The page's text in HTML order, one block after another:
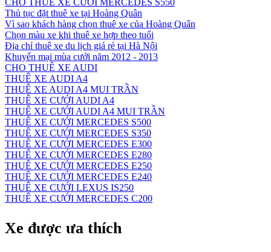
CHO THUÊ XE CƯỚI MERCEDES S550
Thủ tục đặt thuê xe tại Hoàng Quân
Vì sao khách hàng chọn thuê xe của Hoàng Quân
Chọn màu xe khi thuê xe hợp theo tuổi
Địa chỉ thuê xe du lịch giá rẻ tại Hà Nội
Khuyến mại mùa cưới năm 2012 - 2013
CHO THUÊ XE AUDI
THUÊ XE AUDI A4
THUÊ XE AUDI A4 MUI TRẦN
THUÊ XE CƯỚI AUDI A4
THUÊ XE CƯỚI AUDI A4 MUI TRẦN
THUÊ XE CƯỚI MERCEDES S500
THUÊ XE CƯỚI MERCEDES S350
THUÊ XE CƯỚI MERCEDES E300
THUÊ XE CƯỚI MERCEDES E280
THUÊ XE CƯỚI MERCEDES E250
THUÊ XE CƯỚI MERCEDES E240
THUÊ XE CƯỚI LEXUS IS250
THUÊ XE CƯỚI MERCEDES C200
Xe được ưa thích